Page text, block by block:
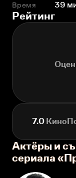
Время 39
Рейтинг
7.0
Актёры и
сериала